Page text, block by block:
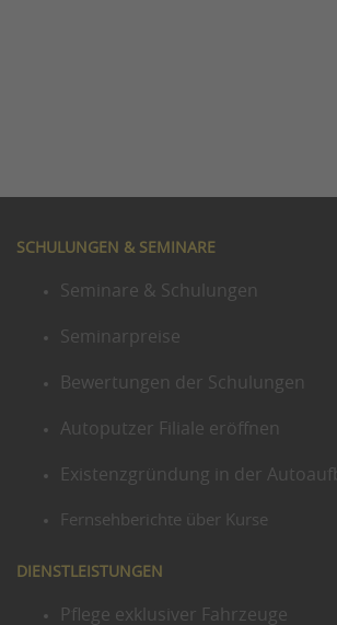
SCHULUNGEN & SEMINARE
Seminare & Schulungen
Seminarpreise
Bewertungen der Schulungen
Autoputzer Filiale eröffnen
Existenzgründung in der
Fernsehberichte über Kurse
DIENSTLEISTUNGEN
Pflege exklusiver Fahrzeuge